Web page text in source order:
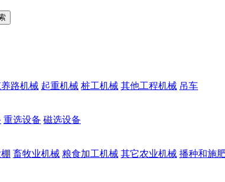
路机械 起重机械 桩工机械 其他工程机械 吊车
重选设备 磁选设备
畜牧业机械 粮食加工机械 其它农业机械 播种和施